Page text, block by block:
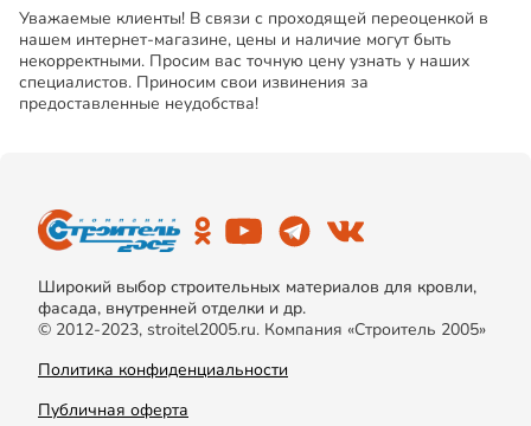
Уважаемые клиенты! В связи с проходящей переоценкой в
нашем интернет-магазине, цены и наличие могут быть
некорректными. Просим вас точную цену узнать у наших
специалистов. Приносим свои извинения за
предоставленные неудобства!
Широкий выбор строительных материалов для кровли,
фасада, внутренней отделки и др.
© 2012-2023, stroitel2005.ru. Компания «Строитель 2005»
Политика конфиденциальности
Публичная оферта